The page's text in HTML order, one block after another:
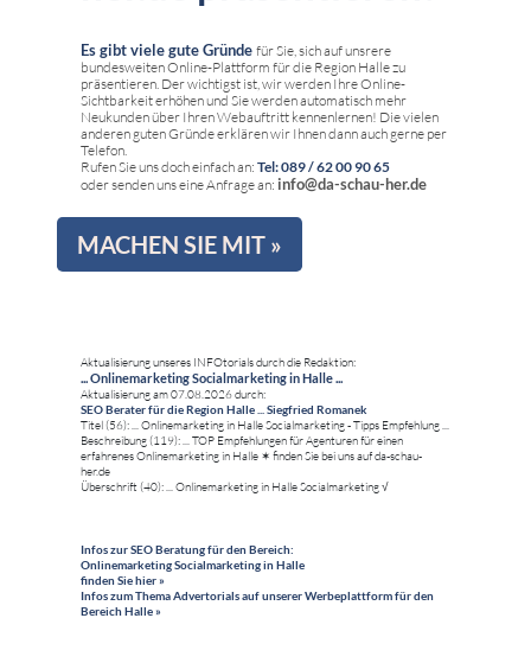
Es gibt viele gute Gründe für Sie, sich auf unsrere
bundesweiten Online-Plattform für die Region Halle zu
präsentieren. Der wichtigst ist, wir werden Ihre Online-
Sichtbarkeit erhöhen und Sie werden automatisch mehr
Neukunden über Ihren Webauftritt kennenlernen! Die vielen
anderen guten Gründe erklären wir Ihnen dann auch gerne per
Telefon.
Rufen Sie uns doch einfach an: Tel: 089 / 62 00 90 65
oder senden uns eine Anfrage an: info@da-schau-her.de
MACHEN SIE MIT »
Aktualisierung unseres INFOtorials durch die Redaktion:
... Onlinemarketing Socialmarketing in Halle ...
Aktualisierung am 07.08.2026 durch:
SEO Berater für die Region Halle ... Siegfried Romanek
Titel (56): ... Onlinemarketing in Halle Socialmarketing - Tipps Empfehlung ...
Beschreibung (119): ... TOP Empfehlungen für Agenturen für einen
erfahrenes Onlinemarketing in Halle ✶ finden Sie bei uns auf da-schau-
her.de
Überschrift (40): ... Onlinemarketing in Halle Socialmarketing √
Infos zur SEO Beratung für den Bereich:
Onlinemarketing Socialmarketing in Halle
finden Sie hier »
Infos zum Thema Advertorials auf unserer Werbeplattform für den
Bereich Halle »